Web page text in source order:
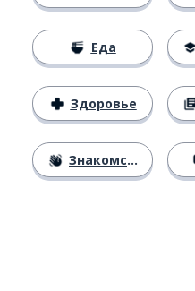
Еда
Здоровье
Знакомство